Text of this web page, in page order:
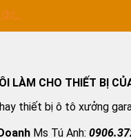
LÀM CHO THIẾT BỊ
thiết bị ô tô xưởng
Ms Tú Anh: